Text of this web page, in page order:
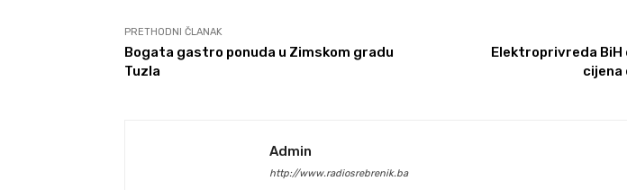
PRETHODNI ČLANAK
Bogata gastro ponuda u Zimskom gradu
Tuzla
Elektroprivreda
cijena
Admin
http://www.radiosrebrenik.ba